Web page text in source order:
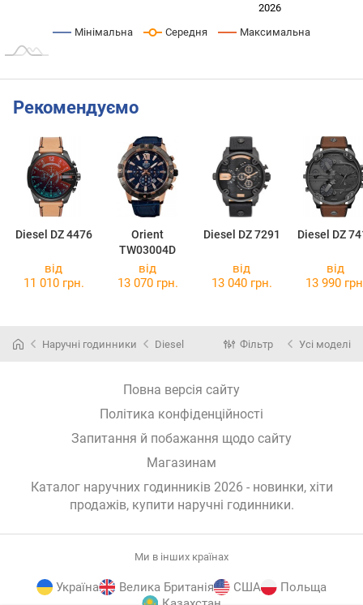
2026
Мінімальна Середня Максимальна
Рекомендуємо
Diesel DZ 4476
Orient
TW03004D
Diesel DZ 7291 Diesel DZ
від
11 010 грн.
від
13 070 грн.
від
13 040 грн.
від
13 990
Наручні годинники Diesel Фільтр Усі моделі
Повна версія сайту
Політика конфіденційності
Запитання й побажання щодо сайту
Магазинам
Каталог наручних годинників 2026 - новинки, хіти
продажів, купити наручні годинники.
Ми в інших країнах
Україна Велика Британія США
Польща